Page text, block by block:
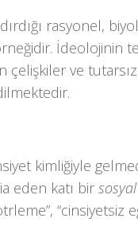
rasyonel,
İdeolojinin
ve
kimliğiyle
eden katı bir sosyal
“cinsiyetsiz